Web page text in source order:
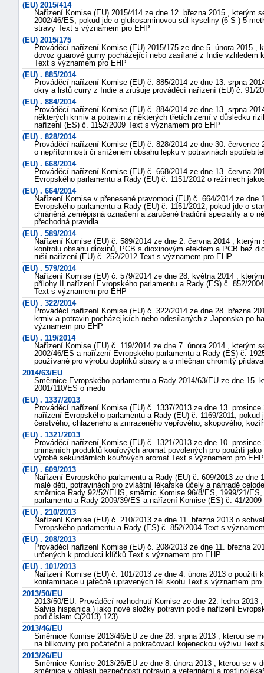
(EU) 2015/414
Nařízení Komise (EU) 2015/414 ze dne 12. března 2015 , kterým
2002/46/ES, pokud jde o glukosaminovou sůl kyseliny (6 S )-5-
stravy Text s významem pro EHP
(EU) 2015/175
Prováděcí nařízení Komise (EU) 2015/175 ze dne 5. února 2015
dovoz guarové gumy pocházející nebo zasílané z Indie vzhledem
Text s významem pro EHP
(EU) . 885/2014
Prováděcí nařízení Komise (EU) č. 885/2014 ze dne 13. srpna
okry a listů curry z Indie a zrušuje prováděcí nařízení (EU) č. 91/
(EU) . 884/2014
Prováděcí nařízení Komise (EU) č. 884/2014 ze dne 13. srpna
některých krmiv a potravin z některých třetích zemí v důsledku
nařízení (ES) č. 1152/2009 Text s významem pro EHP
(EU) . 828/2014
Prováděcí nařízení Komise (EU) č. 828/2014 ze dne 30.
o nepřítomnosti či sníženém obsahu lepku v potravinách
(EU) . 668/2014
Prováděcí nařízení Komise (EU) č. 668/2014 ze dne 13. června
Evropského parlamentu a Rady (EU) č. 1151/2012 o režimech
(EU) . 664/2014
Nařízení Komise v přenesené pravomoci (EU) č. 664/2014 ze
Evropského parlamentu a Rady (EU) č. 1151/2012, pokud jde o
chráněná zeměpisná označení a zaručené tradiční speciality a o
přechodná pravidla
(EU) . 589/2014
Nařízení Komise (EU) č. 589/2014 ze dne 2. června 2014 ,
kontrolu obsahu dioxinů, PCB s dioxinovým efektem a PCB bez
ruší nařízení (EU) č. 252/2012 Text s významem pro EHP
(EU) . 579/2014
Nařízení Komise (EU) č. 579/2014 ze dne 28. května 2014 ,
přílohy II nařízení Evropského parlamentu a Rady (ES) č. 852/
Text s významem pro EHP
(EU) . 322/2014
Prováděcí nařízení Komise (EU) č. 322/2014 ze dne 28. března
krmiv a potravin pocházejících nebo odesílaných z Japonska po
významem pro EHP
(EU) . 119/2014
Nařízení Komise (EU) č. 119/2014 ze dne 7. února 2014 , kterým
2002/46/ES a nařízení Evropského parlamentu a Rady (ES) č.
používané pro výrobu doplňků stravy a o mléčnan chromitý
2014/63/EU
Směrnice Evropského parlamentu a Rady 2014/63/EU ze dne 15.
2001/110/ES o medu
(EU) . 1337/2013
Prováděcí nařízení Komise (EU) č. 1337/2013 ze dne 13.
nařízení Evropského parlamentu a Rady (EU) č. 1169/2011,
čerstvého, chlazeného a zmrazeného vepřového, skopového,
(EU) . 1321/2013
Prováděcí nařízení Komise (EU) č. 1321/2013 ze dne 10.
primárních produktů kouřových aromat povolených pro použití
výrobě sekundárních kouřových aromat Text s významem pro EHP
(EU) . 609/2013
Nařízení Evropského parlamentu a Rady (EU) č. 609/2013 ze
malé děti, potravinách pro zvláštní lékařské účely a náhradě
směrnice Rady 92/52/EHS, směrnic Komise 96/8/ES, 1999/21/
parlamentu a Rady 2009/39/ES a nařízení Komise (ES) č. 41/
(EU) . 210/2013
Nařízení Komise (EU) č. 210/2013 ze dne 11. března 2013 o
Evropského parlamentu a Rady (ES) č. 852/2004 Text s
(EU) . 208/2013
Prováděcí nařízení Komise (EU) č. 208/2013 ze dne 11. března
určených k produkci klíčků Text s významem pro EHP
(EU) . 101/2013
Nařízení Komise (EU) č. 101/2013 ze dne 4. února 2013 o
kontaminace u jatečně upravených těl skotu Text s významem pro
2013/50/EU
2013/50/EU: Prováděcí rozhodnutí Komise ze dne 22. ledna
Salvia hispanica ) jako nové složky potravin podle nařízení
pod číslem C(2013) 123)
2013/46/EU
Směrnice Komise 2013/46/EU ze dne 28. srpna 2013 , kterou se
na bílkoviny pro počáteční a pokračovací kojeneckou výživu Text
2013/26/EU
Směrnice Komise 2013/26/EU ze dne 8. února 2013 , kterou se v
směrnice v oblasti bezpečnosti potravin a veterinární a